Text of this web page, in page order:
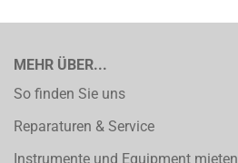
MEHR ÜBER...
So finden Sie uns
Reparaturen & Service
Instrumente und Equipment mieten